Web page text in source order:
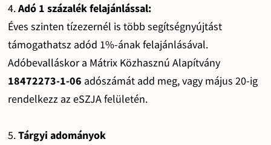
4.Adó 1 százalék felajánlással:
Éves szinten tízezernél is több segítségnyújtást
támogathatsz adód 1%-ának felajánlásával.
Adóbevalláskor a Mátrix Közhasznú Alapítvány
18472273-1-06 adószámát add meg, vagy május 20-ig
rendelkezz az eSZJA felületén.
5.Tárgyi adományok